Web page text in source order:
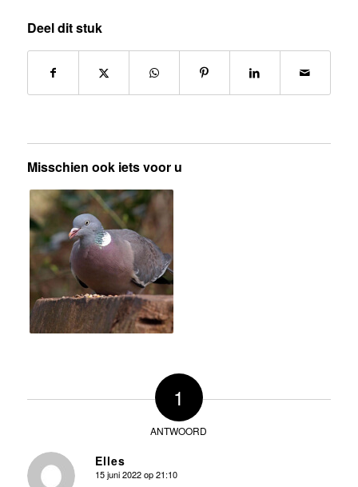
Deel dit stuk
Misschien ook iets voor u
1
ANTWOORD
Elles
zegt:
15 juni 2022 op 21:10